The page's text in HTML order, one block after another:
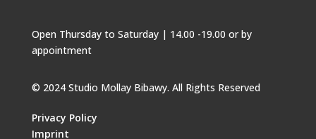
Open Thursday to Saturday | 14.00 -19.00 or by
appointment
© 2024 Studio Mollay Bibawy. All Rights Reserved
Privacy Policy
Imprint